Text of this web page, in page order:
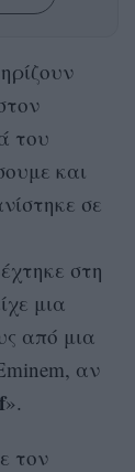
του
και
σε
στη
μια
από μια
αν
».
τον